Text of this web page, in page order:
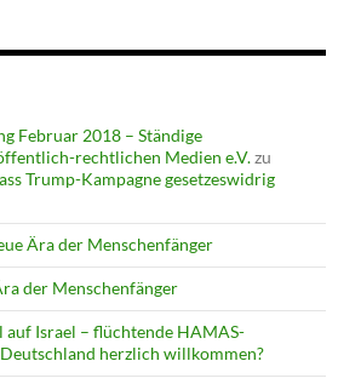
Februar 2018 – Ständige
rechtlichen Medien e.V.zu
Trump-Kampagne gesetzeswidrig
Ära der Menschenfänger
der Menschenfänger
auf Israel – flüchtende HAMAS-
herzlich willkommen?